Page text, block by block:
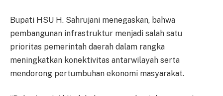
Bupati HSU H. Sahrujani menegaskan, bahwa
pembangunan infrastruktur menjadi salah satu
prioritas pemerintah daerah dalam rangka
meningkatkan konektivitas antarwilayah serta
mendorong pertumbuhan ekonomi masyarakat.